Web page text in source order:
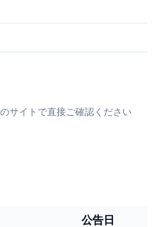
サイトで直接ご確認ください
公告日